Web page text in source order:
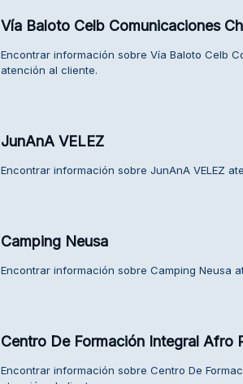
Vía Baloto Celb Comunicaciones
Encontrar información sobre Vía Baloto Celb
atención al cliente.
JunAnA VELEZ
Encontrar información sobre JunAnA VELEZ
Camping Neusa
Encontrar información sobre Camping Neusa
Centro De Formación Integral Afro
Encontrar información sobre Centro De